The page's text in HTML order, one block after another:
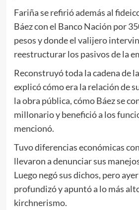
Fariña se refirió además al
Báez con el Banco Nación por
pesos y donde el valijero
reestructurar los pasivos de la
Reconstruyó toda la cadena de
explicó cómo era la relación de
la obra pública, cómo Báez se
millonario y benefició a los
mencionó.
Tuvo diferencias económicas
llevaron a denunciar sus
Luego negó sus dichos, pero
profundizó y apuntó a lo más
kirchnerismo.